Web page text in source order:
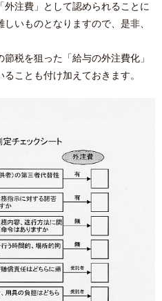
注費」として認められることに
いものとなりますので、是非、
税を狙った「給与の外注費化」
ことも付け加えておきます。